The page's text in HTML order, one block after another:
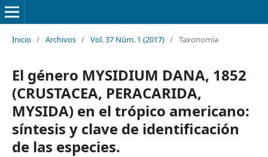
Inicio / Archivos / Vol. 37 Núm. 1 (2017) / Taxonomía
El género MYSIDIUM DANA, 1852
(CRUSTACEA, PERACARIDA,
MYSIDA) en el trópico americano:
síntesis y clave de identificación
de las especies.